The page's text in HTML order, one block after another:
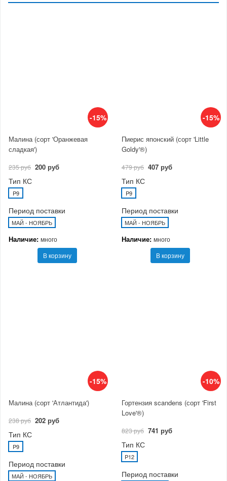
-15%
Малина (сорт 'Оранжевая
сладкая')
235 руб 200 руб
Тип КС
P9
Период поставки
МАЙ - НОЯБРЬ
Наличие: много
В корзину
-15%
Пиерис японский (сорт 'Little
Goldy'®)
479 руб 407 руб
Тип КС
P9
Период поставки
МАЙ - НОЯБРЬ
Наличие: много
В корзину
-15%
Малина (сорт 'Атлантида')
238 руб 202 руб
Тип КС
P9
Период поставки
МАЙ - НОЯБРЬ
-10%
Гортензия scandens (сорт 'First
Love'®)
823 руб 741 руб
Тип КС
P12
Период поставки